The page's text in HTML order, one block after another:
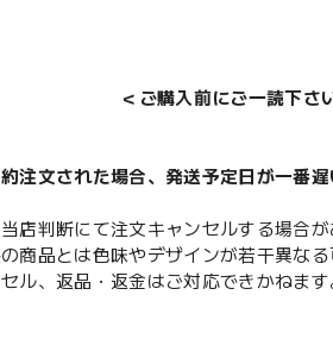
＜ご購入前にご一読下さ
注文された場合、発送予定日が一番
店判断にて注文キャンセルする場合が
商品とは色味やデザインが若干異なる
ル、返品・返金はご対応できかねます